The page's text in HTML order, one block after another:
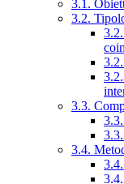
3.1.
3.2.
3.3.
3.4.